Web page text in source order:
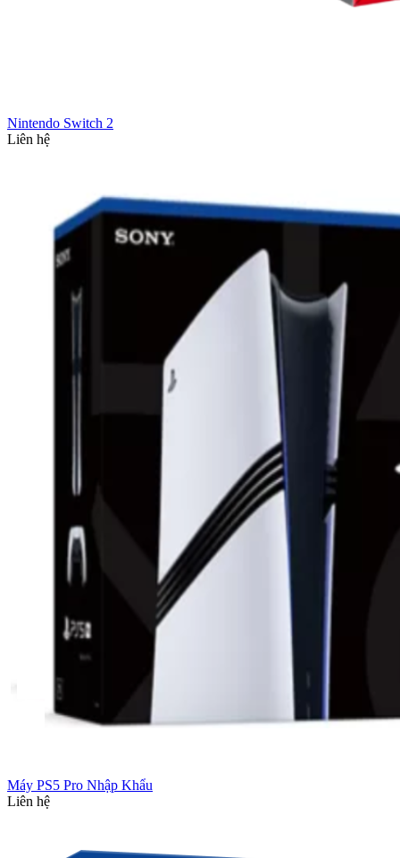
Nintendo Switch 2
Liên hệ
Máy PS5 Pro Nhập Khẩu
Liên hệ